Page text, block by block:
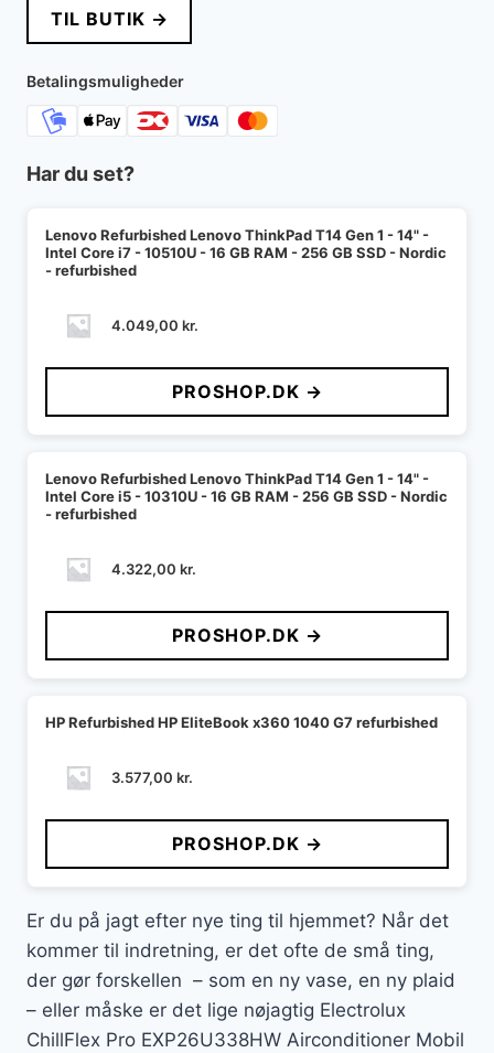
TIL BUTIK →
Betalingsmuligheder
Har du set?
Lenovo Refurbished Lenovo ThinkPad T14 Gen 1 - 14" -
Intel Core i7 - 10510U - 16 GB RAM - 256 GB SSD - Nordic
- refurbished
4.049,00 kr.
PROSHOP.DK →
Lenovo Refurbished Lenovo ThinkPad T14 Gen 1 - 14" -
Intel Core i5 - 10310U - 16 GB RAM - 256 GB SSD - Nordic
- refurbished
4.322,00 kr.
PROSHOP.DK →
HP Refurbished HP EliteBook x360 1040 G7 refurbished
3.577,00 kr.
PROSHOP.DK →
Er du på jagt efter nye ting til hjemmet? Når det
kommer til indretning, er det ofte de små ting,
der gør forskellen – som en ny vase, en ny plaid
– eller måske er det lige nøjagtig Electrolux
ChillFlex Pro EXP26U338HW Airconditioner Mobil